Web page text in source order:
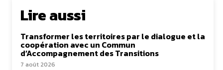
Lire aussi
Transformer les territoires par le dialogue et la
coopération avec un Commun
d’Accompagnement des Transitions
7 août 2026